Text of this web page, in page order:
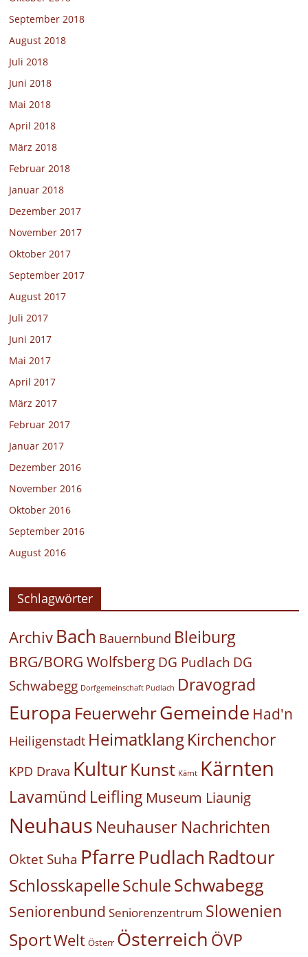
September 2018
August 2018
Juli 2018
Juni 2018
Mai 2018
April 2018
März 2018
Februar 2018
Januar 2018
Dezember 2017
November 2017
Oktober 2017
September 2017
August 2017
Juli 2017
Juni 2017
Mai 2017
April 2017
März 2017
Februar 2017
Januar 2017
Dezember 2016
November 2016
Oktober 2016
September 2016
August 2016
Schlagwörter
Archiv Bach Bauernbund Bleiburg
BRG/BORG Wolfsberg DG Pudlach DG
Schwabegg Dorfgemeinschaft Pudlach Dravograd
Europa FeuerwehrGemeinde Had'n
Heiligenstadt HeimatklangKirchenchor
KPD Drava KulturKunst Kärnt Kärnten
Lavamünd Leifling Museum Liaunig
Neuhaus Neuhauser Nachrichten
Oktet Suha PfarrePudlach Radtour
SchlosskapelleSchuleSchwabegg
Seniorenbund Seniorenzentrum Slowenien
SportWelt Österr Österreich ÖVP